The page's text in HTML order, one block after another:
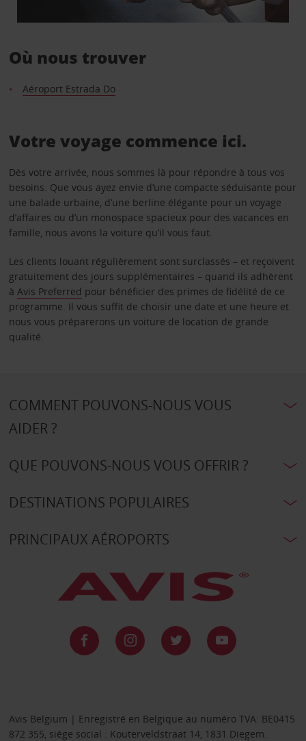
Où nous trouver
Aéroport Estrada Do
Votre voyage commence ici.
Dès votre arrivée, nous sommes là pour répondre à tous vos
besoins. Que vous ayez envie d’une compacte séduisante pour
une balade urbaine, d’une berline élégante pour un voyage
d’affaires ou d’un monospace spacieux pour des vacances en
famille, nous avons la voiture qu’il vous faut.
Les clients louant régulièrement sont surclassés – et reçoivent
gratuitement des jours supplémentaires – quand ils adhèrent
à Avis Preferred pour bénéficier des primes de fidélité de ce
programme. Il vous suffit de choisir une date et une heure et
nous vous préparerons un voiture de location de grande
qualité.
COMMENT POUVONS-NOUS VOUS
AIDER ?
QUE POUVONS-NOUS VOUS OFFRIR ?
DESTINATIONS POPULAIRES
PRINCIPAUX AÉROPORTS
Avis Belgium | Enregistré en Belgique au numéro TVA: BE0415
872 355, siège social : Kouterveldstraat 14, 1831 Diegem.